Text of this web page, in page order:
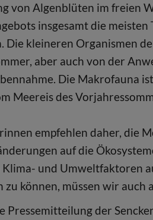
von Algenblüten im freien
insgesamt die
Die kleineren Organismen
aber auch von der
Die Makrofauna
Meereis des
empfehlen daher, die
auf die
Klima- und Umweltfaktoren
zu können, müssen wir
Pressemitteilung der